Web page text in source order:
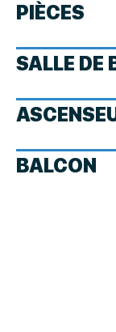
PIÈCES
SALLE DE
BALCON